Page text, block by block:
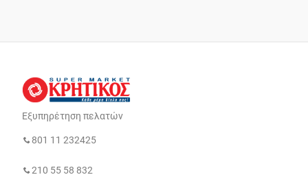
Εξυπηρέτηση πελατών
801 11 232425
210 55 58 832